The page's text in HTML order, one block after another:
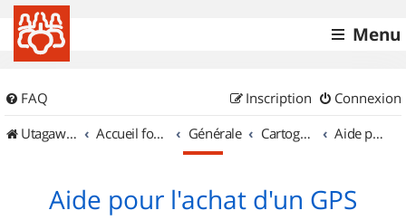
Menu
FAQ Connexion
Inscription
UtagawaVTT (Randos VTT et VTTAE avec traces GPS)
Accueil forum Générale Cartographie et GPS Aide pour l'achat d'un GPS
Aide pour l'achat d'un GPS